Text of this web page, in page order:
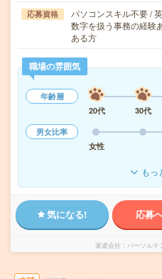
応募資格
パソコンスキル不要 /
数字を扱う事務の経験
ある方
職場の雰囲気
年齢層
20代
30代
男女比率
女性
もっ
気になる! 応募
派遣会社 パーソルテ